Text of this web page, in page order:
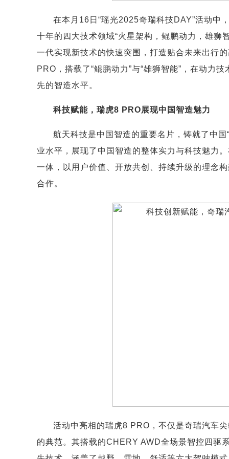
在本月16日“瑶光2025奇瑞科技DAY”活动中
十年的四大技术领域“火星架构，鲲鹏动力，雄狮
一代实现新技术的快速突围，打造贴合未来出行
PRO，搭载了“鲲鹏动力”与“雄狮智能”，在动力
先的智造水平。
科技赋能，瑞虎8 PRO展现中国智造魅力
航天科技是中国智造的重要名片，铸就了中
业水平，展现了中国智造的整体实力与科技魅力
一体，以用户价值、开放共创、持续升级的理念
合作。
活动中亮相的瑞虎8 PRO，不仅是奇瑞汽车
的典范。其搭载的CHERY AWD全场景智控四驱